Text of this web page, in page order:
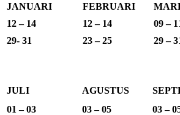
JANUARI FEBRUARI
12 – 14
12 – 14 09 –
29- 31
23 – 25 29 –
JULI AGUSTUS
01 – 03
03 – 05 03 –